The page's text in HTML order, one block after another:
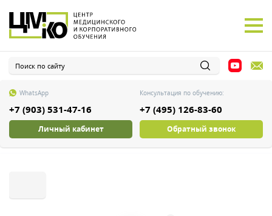
WhatsApp
+7 (903) 531-47-16
Консультация по обучению:
+7 (495) 126-83-60
Личный кабинет Обратный звонок